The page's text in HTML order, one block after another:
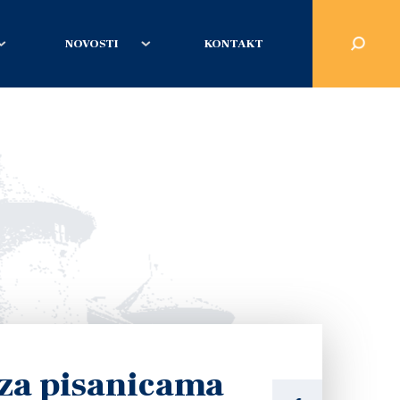
NOVOSTI KONTAKT
pisanicama